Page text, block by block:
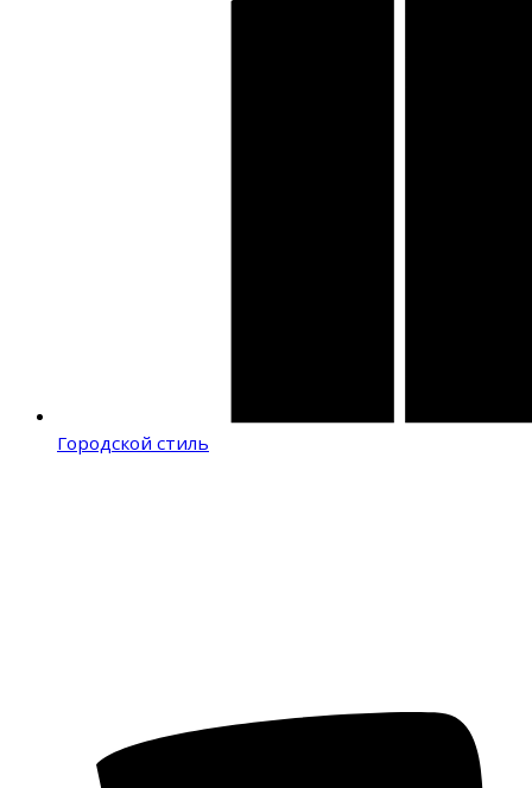
Городской стиль